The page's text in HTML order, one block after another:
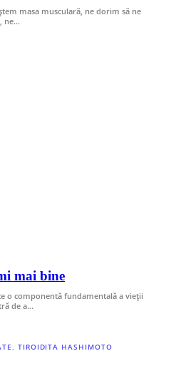
masa musculară, ne dorim să ne
ne…
mai bine
o componentă fundamentală a vieții
de a…
, TIROIDITA HASHIMOTO